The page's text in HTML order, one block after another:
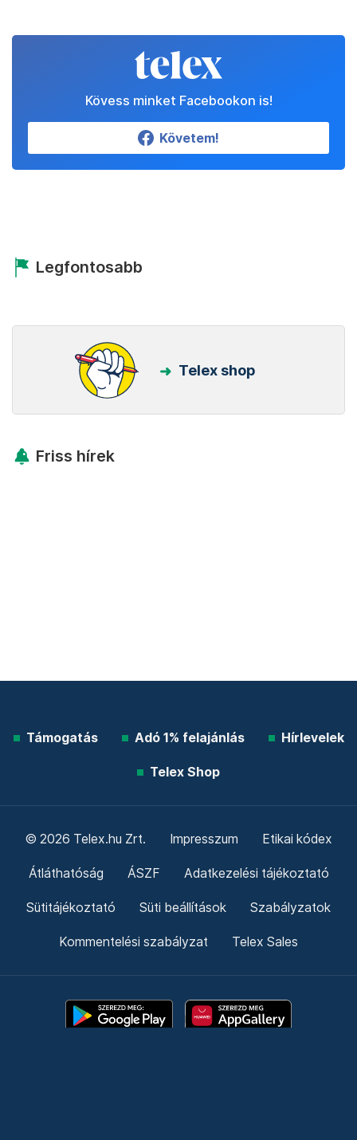
Kövess minket Facebookon is!
Követem!
Legfontosabb
Telex shop
Friss hírek
Támogatás Adó 1% felajánlás Hírlevelek
Telex Shop
© 2026 Telex.hu Zrt. Impresszum Etikai kódex
Átláthatóság ÁSZF Adatkezelési tájékoztató
Sütitájékoztató Süti beállítások Szabályzatok
Kommentelési szabályzat Telex Sales